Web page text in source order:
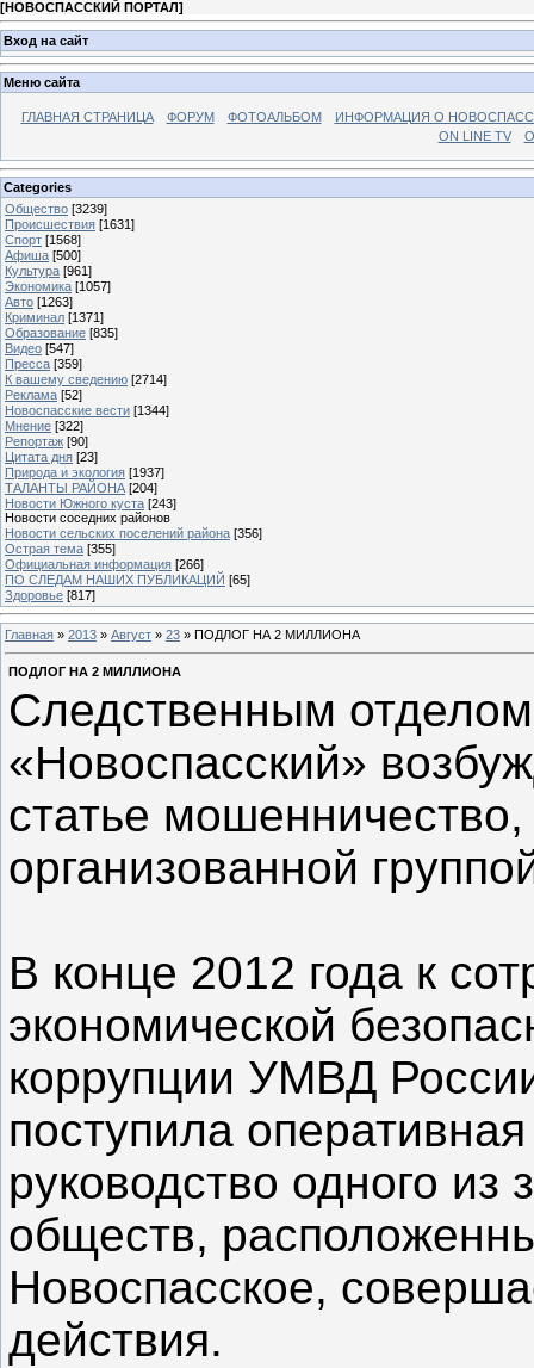
[НОВОСПАССКИЙ ПОРТАЛ]
Вход на сайт
Меню сайта
ГЛАВНАЯ СТРАНИЦА ФОРУМ ФОТОАЛЬБОМ
ИНФОРМАЦИЯ О
ON LINE TV
Categories
Общество [3239]
Происшествия [1631]
Спорт [1568]
Афиша [500]
Культура [961]
Экономика [1057]
Авто [1263]
Криминал [1371]
Образование [835]
Видео [547]
Пресса [359]
К вашему сведению [2714]
Реклама [52]
Новоспасские вести [1344]
Мнение [322]
Репортаж [90]
Цитата дня [23]
Природа и экология [1937]
ТАЛАНТЫ РАЙОНА [204]
Новости Южного куста [243]
Новости соседних районов
Новости сельских поселений района [356]
Острая тема [355]
Официальная информация [266]
ПО СЛЕДАМ НАШИХ ПУБЛИКАЦИЙ [65]
Здоровье [817]
Главная » 2013 » Август » 23 » ПОДЛОГ НА 2 МИЛЛИОНА
ПОДЛОГ НА 2 МИЛЛИОНА
Следственным
«Новоспасский»
статье
организованной
В конце 2012 года к
экономической
коррупции УМВД
поступила
руководство одного
обществ,
Новоспасское,
действия.